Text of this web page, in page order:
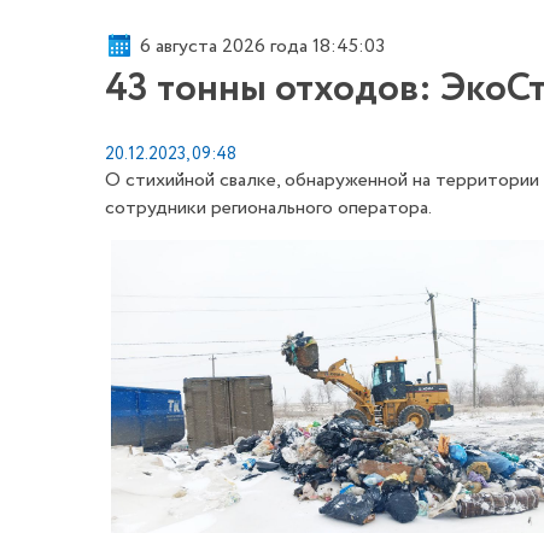
6 августа 2026 года 18:45:03
43 тонны отходов:
20.12.2023, 09:48
О стихийной свалке, обнаруженной на
сотрудники регионального оператора.